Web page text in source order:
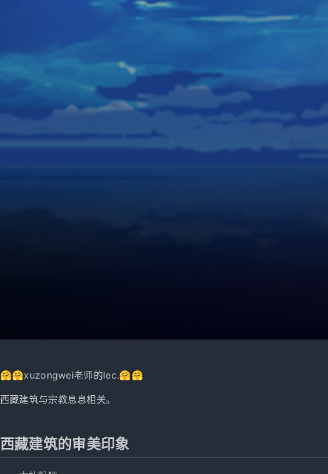
🤗🤗xuzongwei老师的lec.🤗🤗
西藏建筑与宗教息息相关。
西藏建筑的审美印象